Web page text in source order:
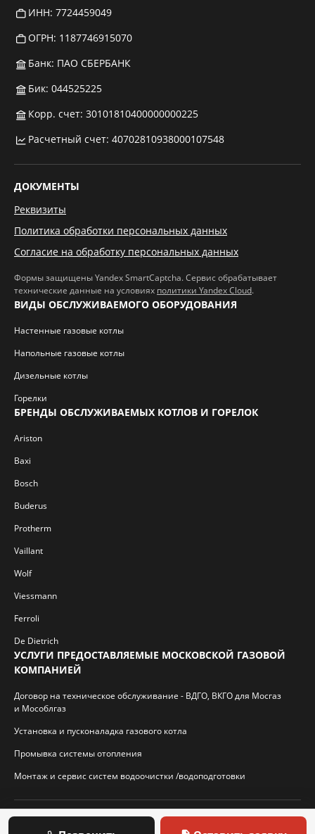
ИНН: 7724459049
ОГРН: 1187746915070
Банк: ПАО СБЕРБАНК
Бик: 044525225
Корр. счет: 30101810400000000225
Расчетный счет: 40702810938000107548
ДОКУМЕНТЫ
Реквизиты
Политика обработки персональных данных
Согласие на обработку персональных данных
Формы защищены Yandex SmartCaptcha. Сервис обрабатывает
технические данные на условиях политики Yandex Cloud.
ВИДЫ ОБСЛУЖИВАЕМОГО ОБОРУДОВАНИЯ
Настенные газовые котлы
Напольные газовые котлы
Дизельные котлы
Горелки
БРЕНДЫ ОБСЛУЖИВАЕМЫХ КОТЛОВ И ГОРЕЛОК
Ariston
Baxi
Bosch
Buderus
Protherm
Vaillant
Wolf
Viessmann
Ferroli
De Dietrich
УСЛУГИ ПРЕДОСТАВЛЯЕМЫЕ МОСКОВСКОЙ ГАЗОВОЙ
КОМПАНИЕЙ
Договор на техническое обслуживание - ВДГО, ВКГО для Мосгаз
и Мособлгаз
Установка и пусконаладка газового котла
Промывка системы отопления
Монтаж и сервис систем водоочистки /водоподготовки
© 2026 И.П. Кротиков С.А. Virtbridge.ru